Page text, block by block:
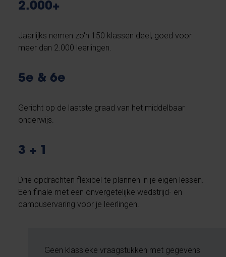
2.000+
Jaarlijks nemen zo'n 150 klassen deel, goed voor
meer dan 2.000 leerlingen.
5e & 6e
Gericht op de laatste graad van het middelbaar
onderwijs.
3 + 1
Drie opdrachten flexibel te plannen in je eigen lessen.
Een finale met een onvergetelijke wedstrijd- en
campuservaring voor je leerlingen.
Geen klassieke vraagstukken met gegevens